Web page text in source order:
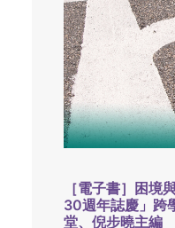
［電子書］困境
30週年誌慶」跨
堂、倪步曉主編